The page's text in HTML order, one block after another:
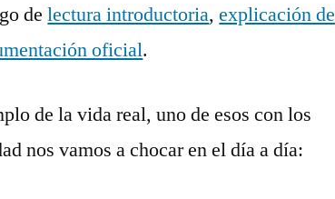
delectura introductoria,explicación de
oficial.
de la vida real, uno de esos con los
nos vamos a chocar en el día a día: